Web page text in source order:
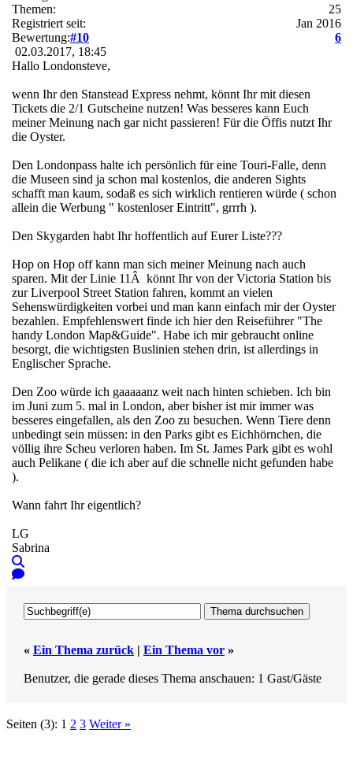
Themen:
25
Registriert seit:
Jan 2016
Bewertung:
6
#10
02.03.2017, 18:45
Hallo Londonsteve,
wenn Ihr den Stanstead Express nehmt, könnt Ihr mit diesen
Tickets die 2/1 Gutscheine nutzen! Was besseres kann Euch
meiner Meinung nach gar nicht passieren! Für die Öffis nutzt Ihr
die Oyster.
Den Londonpass halte ich persönlich für eine Touri-Falle, denn
die Museen sind ja schon mal kostenlos, die anderen Sights
schafft man kaum, sodaß es sich wirklich rentieren würde ( schon
allein die Werbung " kostenloser Eintritt", grrrh ).
Den Skygarden habt Ihr hoffentlich auf Eurer Liste???
Hop on Hop off kann man sich meiner Meinung nach auch
sparen. Mit der Linie 11Â könnt Ihr von der Victoria Station bis
zur Liverpool Street Station fahren, kommt an vielen
Sehenswürdigkeiten vorbei und man kann einfach mir der Oyster
bezahlen. Empfehlenswert finde ich hier den Reiseführer "The
handy London Map&Guide". Habe ich mir gebraucht online
besorgt, die wichtigsten Buslinien stehen drin, ist allerdings in
Englischer Sprache.
Den Zoo würde ich gaaaaanz weit nach hinten schieben. Ich bin
im Juni zum 5. mal in London, aber bisher ist mir immer was
besseres eingefallen, als den Zoo zu besuchen. Wenn Tiere denn
unbedingt sein müssen: in den Parks gibt es Eichhörnchen, die
völlig ihre Scheu verloren haben. Im St. James Park gibt es wohl
auch Pelikane ( die ich aber auf die schnelle nicht gefunden habe
).
Wann fahrt Ihr eigentlich?
LG
Sabrina
« Ein Thema zurück | Ein Thema vor »
Benutzer, die gerade dieses Thema anschauen: 1 Gast/Gäste
Seiten (3): 1 2 3 Weiter »